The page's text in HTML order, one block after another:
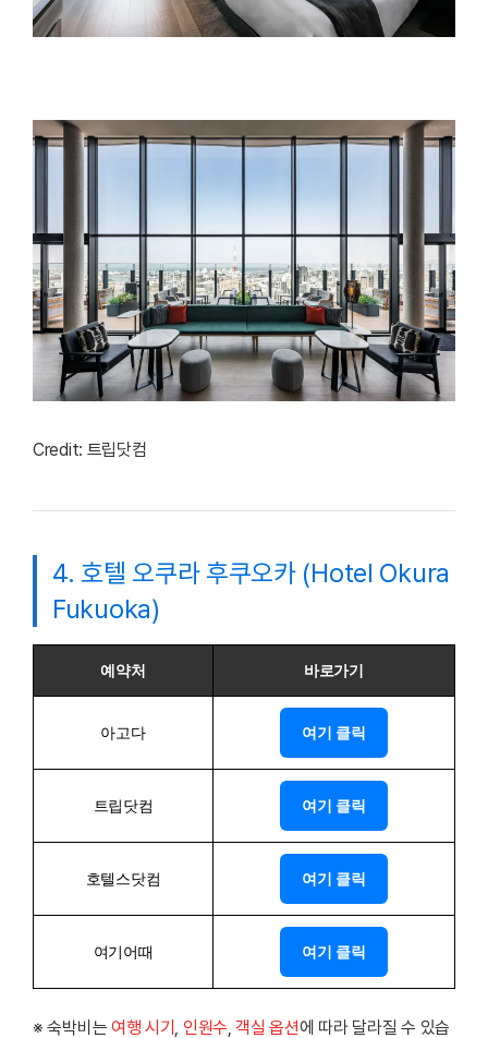
Credit: 트립닷컴
4. 호텔 오쿠라 후쿠오카 (Hotel Okura
Fukuoka)
예약처 바로가기
아고다 여기 클릭
트립닷컴 여기 클릭
호텔스닷컴 여기 클릭
여기어때 여기 클릭
※ 숙박비는 여행 시기 , 인원수, 객실 옵션에 따라 달라질 수 있습